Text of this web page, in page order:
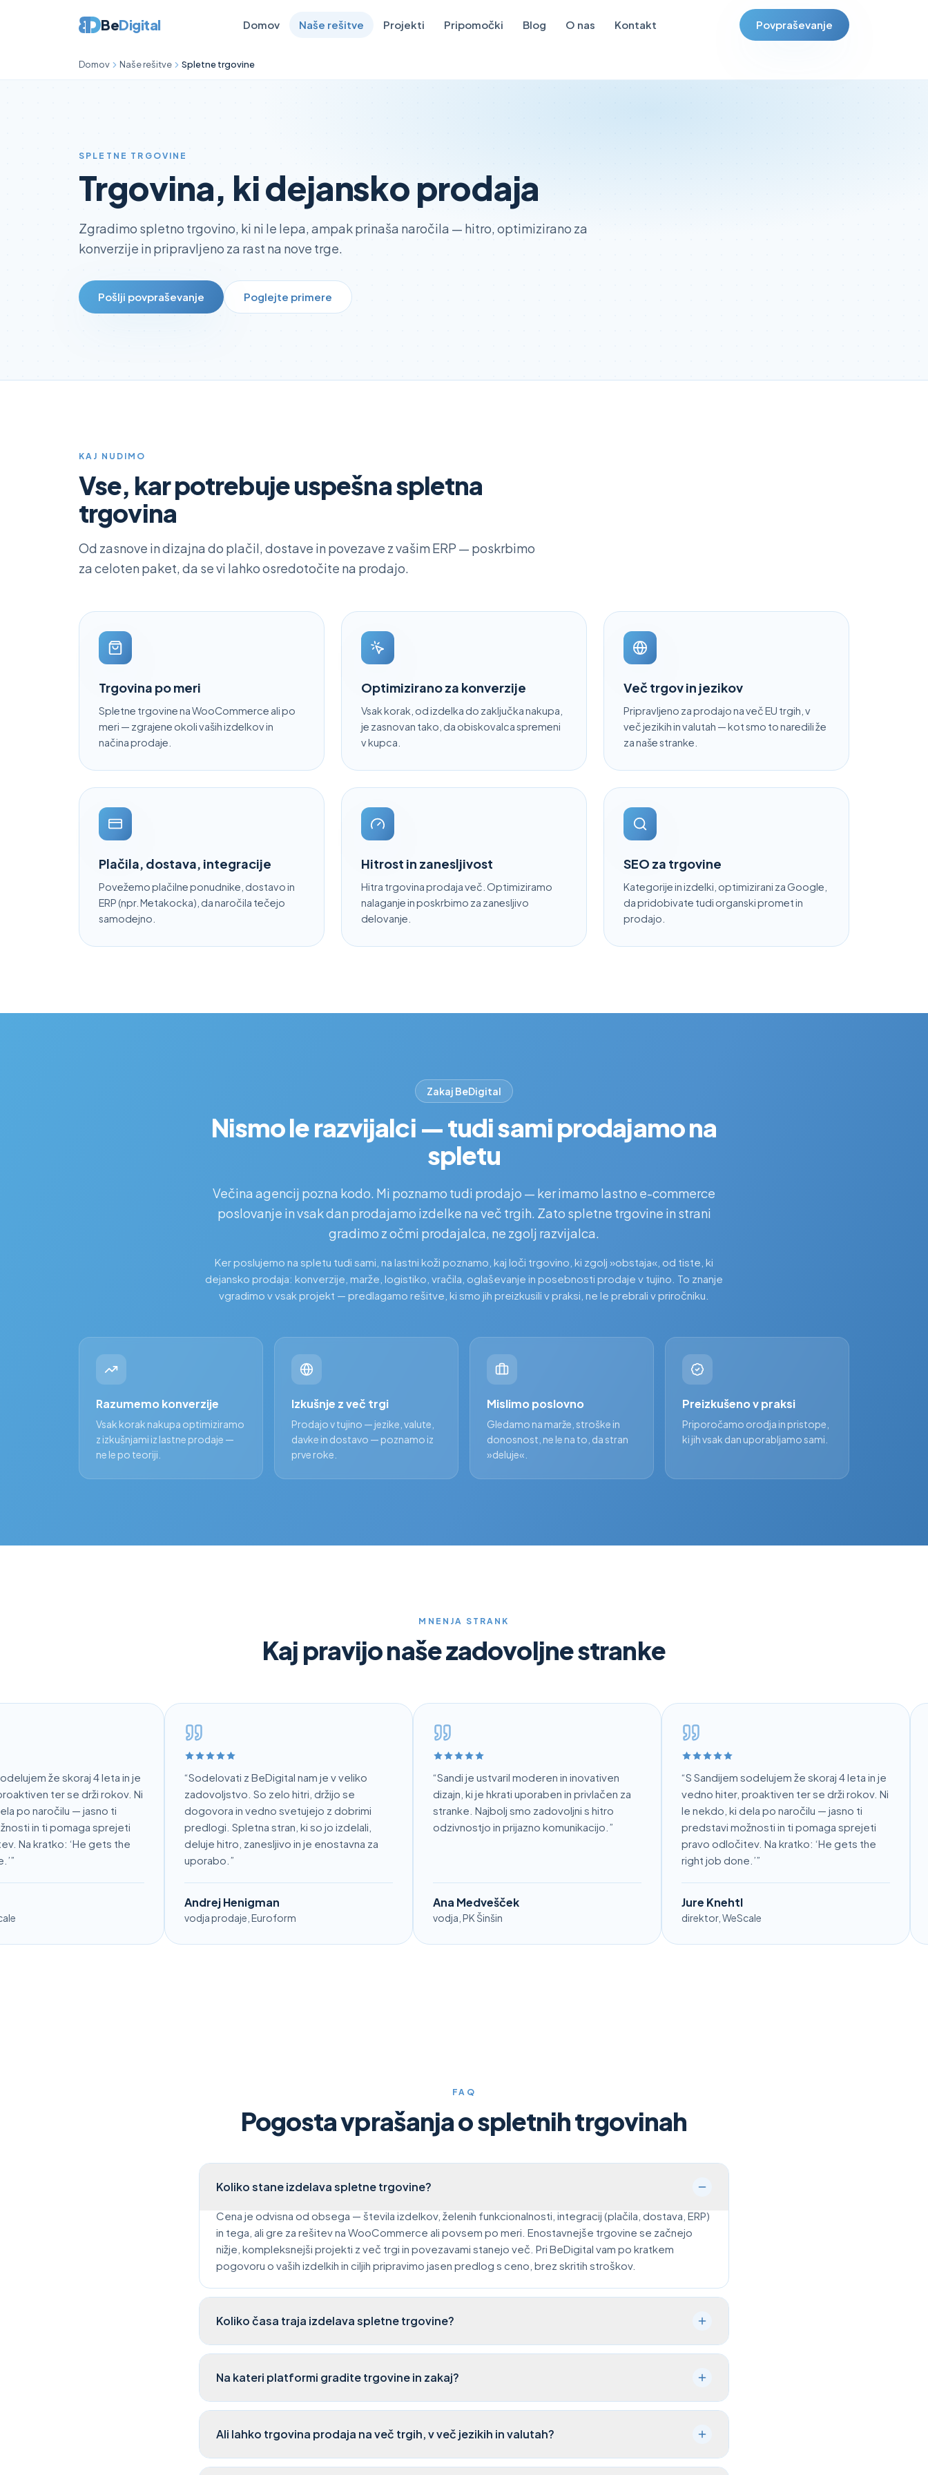
BeDigital Domov Naše rešitve Projekti Pripomočki Blog O nas Kontakt Povpraševanje
Domov Naše rešitve Spletne trgovine
SPLETNE TRGOVINE
Trgovina, ki dejansko prodaja
Zgradimo spletno trgovino, ki ni le lepa, ampak prinaša naročila — hitro, optimizirano za
konverzije in pripravljeno za rast na nove trge.
Pošlji povpraševanje Poglejte primere
KAJ NUDIMO
Vse, kar potrebuje uspešna spletna
trgovina
Od zasnove in dizajna do plačil, dostave in povezave z vašim ERP — poskrbimo
za celoten paket, da se vi lahko osredotočite na prodajo.
Trgovina po meri
Spletne trgovine na WooCommerce ali po
meri — zgrajene okoli vaših izdelkov in
načina prodaje.
Optimizirano za konverzije
Vsak korak, od izdelka do zaključka nakupa,
je zasnovan tako, da obiskovalca spremeni
v kupca.
Več trgov in jezikov
Pripravljeno za prodajo na več EU trgih, v
več jezikih in valutah — kot smo to naredili že
za naše stranke.
Plačila, dostava, integracije
Povežemo plačilne ponudnike, dostavo in
ERP (npr. Metakocka), da naročila tečejo
samodejno.
Hitrost in zanesljivost
Hitra trgovina prodaja več. Optimiziramo
nalaganje in poskrbimo za zanesljivo
delovanje.
SEO za trgovine
Kategorije in izdelki, optimizirani za Google,
da pridobivate tudi organski promet in
prodajo.
Zakaj BeDigital
Nismo le razvijalci — tudi sami prodajamo na
spletu
Večina agencij pozna kodo. Mi poznamo tudi prodajo — ker imamo lastno e-commerce
poslovanje in vsak dan prodajamo izdelke na več trgih. Zato spletne trgovine in strani
gradimo z očmi prodajalca, ne zgolj razvijalca.
Ker poslujemo na spletu tudi sami, na lastni koži poznamo, kaj loči trgovino, ki zgolj »obstaja«, od tiste, ki
dejansko prodaja: konverzije, marže, logistiko, vračila, oglaševanje in posebnosti prodaje v tujino. To znanje
vgradimo v vsak projekt — predlagamo rešitve, ki smo jih preizkusili v praksi, ne le prebrali v priročniku.
Razumemo konverzije
Vsak korak nakupa optimiziramo
z izkušnjami iz lastne prodaje —
ne le po teoriji.
Izkušnje z več trgi
Prodajo v tujino — jezike, valute,
davke in dostavo — poznamo iz
prve roke.
Mislimo poslovno
Gledamo na marže, stroške in
donosnost, ne le na to, da stran
»deluje«.
Preizkušeno v praksi
Priporočamo orodja in pristope,
ki jih vsak dan uporabljamo sami.
MNENJA STRANK
Kaj pravijo naše zadovoljne stranke
že skoraj 4 leta in je
ter se drži rokov. Ni
naročilu — jasno ti
in ti pomaga sprejeti
kratko: ‘He gets the
Sodelovati z BeDigital nam je v veliko
zadovoljstvo. So zelo hitri, držijo se
dogovora in vedno svetujejo z dobrimi
predlogi. Spletna stran, ki so jo izdelali,
deluje hitro, zanesljivo in je enostavna za
uporabo.”
Andrej Henigman
vodja prodaje, Euroform
Sandi je ustvaril moderen in inovativen
dizajn, ki je hkrati uporaben in privlačen za
stranke. Najbolj smo zadovoljni s hitro
odzivnostjo in prijazno komunikacijo.”
Ana Medvešček
vodja, PK Šinšin
S Sandijem sodelujem že skoraj 4 leta in je
vedno hiter, proaktiven ter se drži rokov. Ni
le nekdo, ki dela po naročilu — jasno ti
predstavi možnosti in ti pomaga sprejeti
pravo odločitev. Na kratko: ‘He gets the
right job done.’”
Jure Knehtl
direktor, WeScale
FAQ
Pogosta vprašanja o spletnih trgovinah
Koliko stane izdelava spletne trgovine?
Cena je odvisna od obsega — števila izdelkov, želenih funkcionalnosti, integracij (plačila, dostava, ERP)
in tega, ali gre za rešitev na WooCommerce ali povsem po meri. Enostavnejše trgovine se začnejo
nižje, kompleksnejši projekti z več trgi in povezavami stanejo več. Pri BeDigital vam po kratkem
pogovoru o vaših izdelkih in ciljih pripravimo jasen predlog s ceno, brez skritih stroškov.
Koliko časa traja izdelava spletne trgovine?
Na kateri platformi gradite trgovine in zakaj?
Ali lahko trgovina prodaja na več trgih, v več jezikih in valutah?